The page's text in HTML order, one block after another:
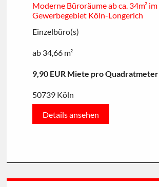
Moderne Büroräume ab ca. 34m² im
Gewerbegebiet Köln-Longerich
Einzelbüro(s)
ab 34,66 m²
9,90 EUR Miete pro Quadratmeter
50739 Köln
Details ansehen